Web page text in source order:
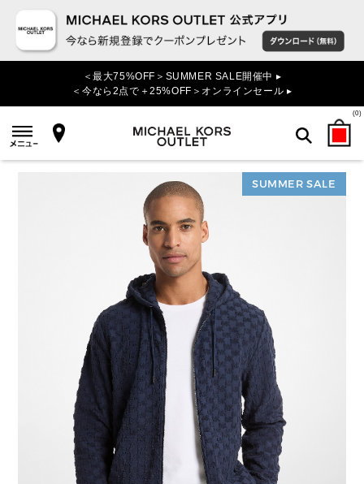
＜最大75%OFF＞SUMMER SALE開催中 ▸
＜今なら2点で＋25%OFF＞オンラインセール ▸
(0)
検索
SUMMER SALE